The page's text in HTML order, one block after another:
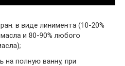
в виде линимента (10-20%
и 80-90% любого
на полную ванну, при